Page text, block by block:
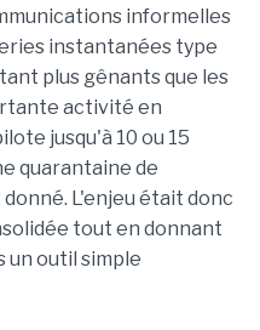
informelles
instantanées type
plus gênants que les
activité en
jusqu'à 10 ou 15
quarantaine de
L'enjeu était donc
tout en donnant
un outil simple